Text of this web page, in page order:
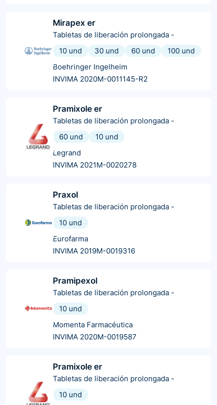
Mirapex er
Tabletas de liberación prolongada -
10 und
30 und 60 und
100 und
Boehringer Ingelheim
INVIMA 2020M-0011145-R2
Pramixole er
Tabletas de liberación prolongada -
60 und
10 und
Legrand
INVIMA 2021M-0020278
Praxol
Tabletas de liberación prolongada -
10 und
Eurofarma
INVIMA 2019M-0019316
Pramipexol
Tabletas de liberación prolongada -
10 und
Momenta Farmacéutica
INVIMA 2020M-0019587
Pramixole er
Tabletas de liberación prolongada -
10 und